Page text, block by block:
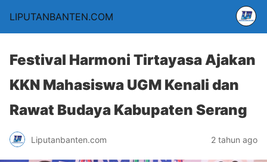
LIPUTANBANTEN.COM
Festival Harmoni Tirtayasa Ajakan
KKN Mahasiswa UGM Kenali dan
Rawat Budaya Kabupaten Serang
Liputanbanten.com 2 tahun ago